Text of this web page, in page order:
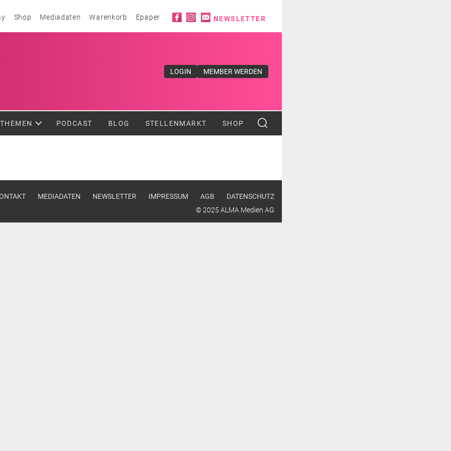
Shop Mediadaten Warenkorb Epaper Social iconsNEWSLETTER
LOGIN MEMBER WERDEN
THEMEN PODCAST BLOG STELLENMARKT SHOP
MEDIADATEN NEWSLETTER IMPRESSUM AGB
DATENSCHUTZ
© 2025 ALMA Medien AG